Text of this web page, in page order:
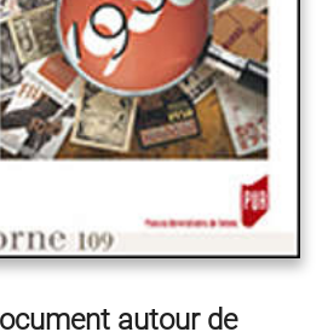
autour de